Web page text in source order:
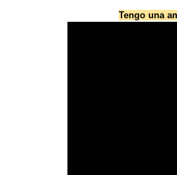
Tengo una